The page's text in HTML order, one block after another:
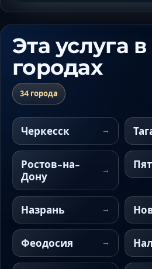
Эта услуга
городах
34 города
Черкесск
Ростов-на-
Дону
Назрань
Феодосия